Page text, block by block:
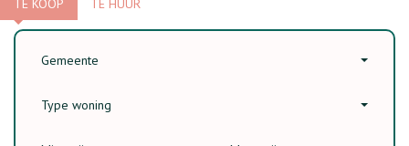
Gemeente
Type woning
TE KOOP TE HUUR